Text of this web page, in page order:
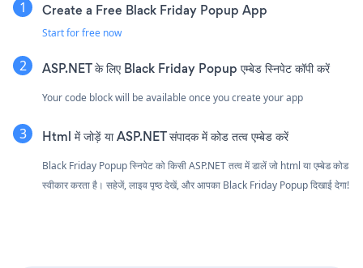
Create a Free Black Friday Popup App
Start for free now
ASP.NET के लिए Black Friday Popup एम्बेड स्निपेट कॉपी करें
Your code block will be available once you create your app
Html में जोड़ें या ASP.NET संपादक में कोड तत्व एम्बेड करें
Black Friday Popup स्निपेट को किसी ASP.NET तत्व में डालें जो html या एम्बेड कोड
स्वीकार करता है। सहेजें, लाइव पृष्ठ देखें, और आपका Black Friday Popup दिखाई देगा!